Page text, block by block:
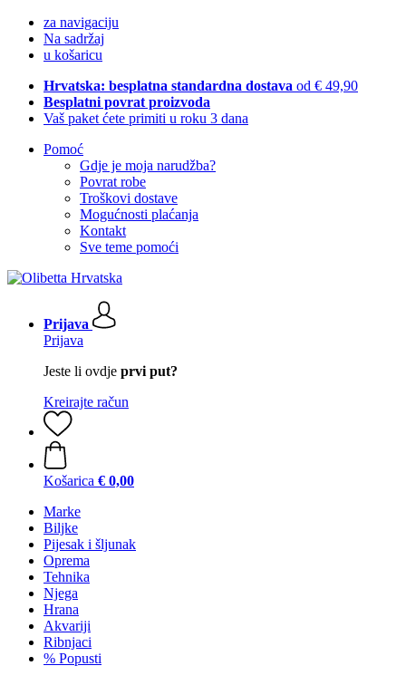
za navigaciju
Na sadržaj
u košaricu
Hrvatska: besplatna standardna dostava od € 49,90
Besplatni povrat proizvoda
Vaš paket ćete primiti u roku 3 dana
Pomoć
Gdje je moja narudžba?
Povrat robe
Troškovi dostave
Mogućnosti plaćanja
Kontakt
Sve teme pomoći
Prijava
Prijava
Jeste li ovdje prvi put?
Kreirajte račun
Košarica € 0,00
Marke
Biljke
Pijesak i šljunak
Oprema
Tehnika
Njega
Hrana
Akvariji
Ribnjaci
% Popusti